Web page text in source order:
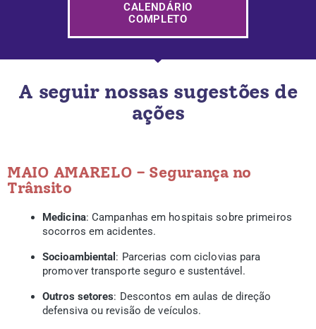
CALENDÁRIO
COMPLETO
A seguir nossas sugestões de
ações
MAIO AMARELO – Segurança no
Trânsito
Medicina: Campanhas em hospitais sobre primeiros
socorros em acidentes.
Socioambiental : Parcerias com ciclovias para
promover transporte seguro e sustentável.
Outros setores: Descontos em aulas de direção
defensiva ou revisão de veículos.